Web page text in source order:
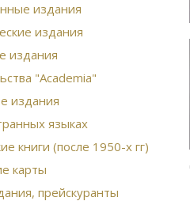
издания
издания
издания
"Academia"
издания
языках
книги (после 1950-х гг)
карты
прейскуранты